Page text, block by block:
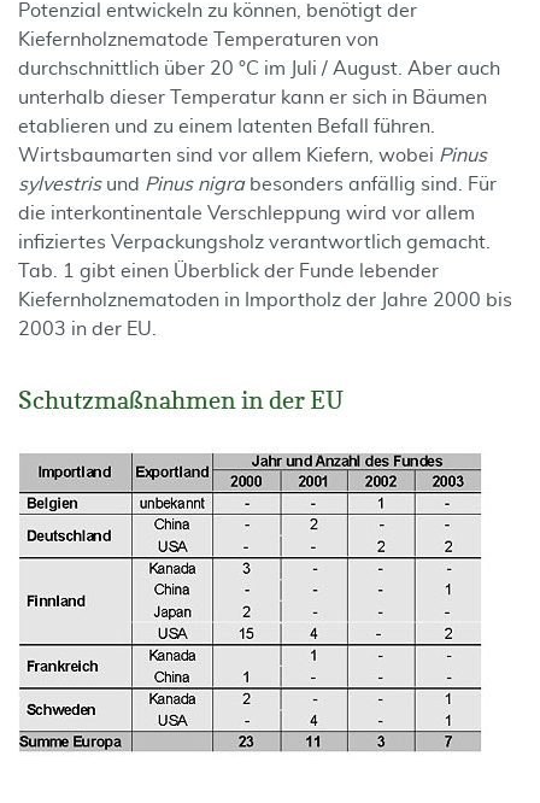
Potenzial entwickeln zu können, benötigt der
Kiefernholznematode Temperaturen von
durchschnittlich über 20 °C im Juli / August. Aber auch
unterhalb dieser Temperatur kann er sich in Bäumen
etablieren und zu einem latenten Befall führen.
Wirtsbaumarten sind vor allem Kiefern, wobei Pinus
sylvestrisund Pinus nigrabesonders anfällig sind. Für
die interkontinentale Verschleppung wird vor allem
infiziertes Verpackungsholz verantwortlich gemacht.
Tab. 1 gibt einen Überblick der Funde lebender
Kiefernholznematoden in Importholz der Jahre 2000 bis
2003 in der EU.
Schutzmaßnahmen in der EU